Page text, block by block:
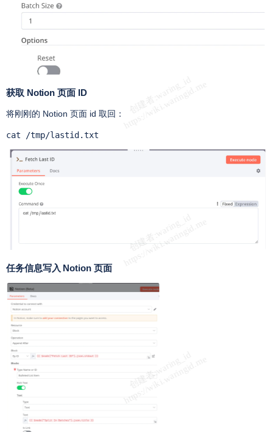
获取 Notion 页面 ID
将刚刚的 Notion 页面 id 取回：
cat /tmp/lastid.txt
任务信息写入 Notion 页面